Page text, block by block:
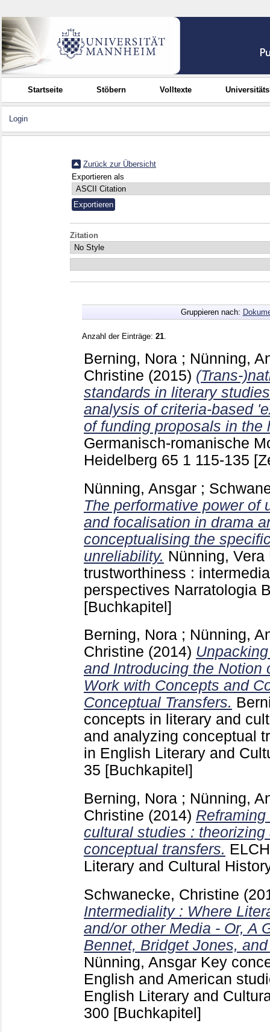
Startseite Stöbern Volltexte
Login
Zurück zur Übersicht
Exportieren als
Zitation
Gruppieren nach:
Anzahl der Einträge: 21
Berning, Nora ; Nünning,
Christine (2015) (Trans-
standards in literary
analysis of criteria-based
of funding proposals in the
Germanisch-romanische
Heidelberg 65 1 115-135
Nünning, Ansgar ;
The performative power of
and focalisation in drama
conceptualising the
unreliability. Nünning, Vera
trustworthiness :
perspectives Narratologia
[Buchkapitel]
Berning, Nora ; Nünning,
Christine (2014)
and Introducing the Notion
Work with Concepts and
Conceptual Transfers.
concepts in literary and
and analyzing conceptual
in English Literary and
35 [Buchkapitel]
Berning, Nora ; Nünning,
Christine (2014)
cultural studies :
conceptual transfers.
Literary and Cultural
Schwanecke, Christine
Intermediality : Where
and/or other Media - Or, A
Bennet, Bridget Jones,
Nünning, Ansgar Key
English and American
English Literary and
300 [Buchkapitel]